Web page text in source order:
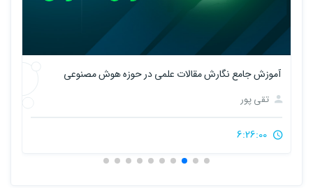
آموزش جامع نگارش مقالات علمی در حوزه هوش مصنوعی
تقی پور